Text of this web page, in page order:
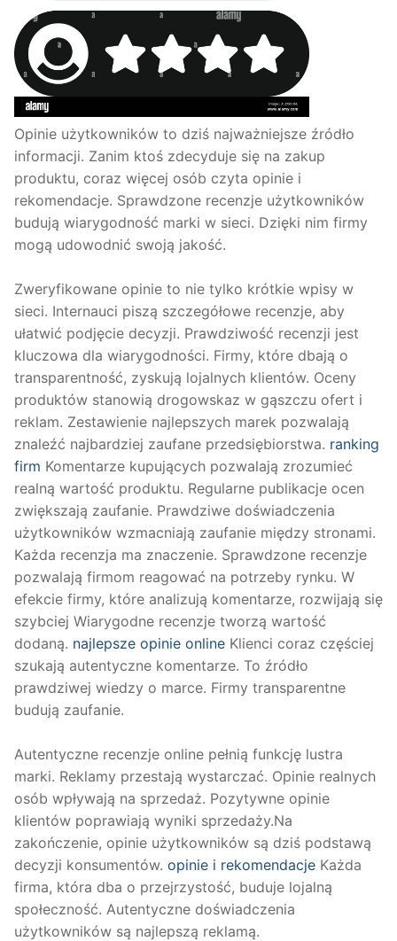
Opinie użytkowników to dziś najważniejsze źródło
informacji. Zanim ktoś zdecyduje się na zakup
produktu, coraz więcej osób czyta opinie i
rekomendacje. Sprawdzone recenzje użytkowników
budują wiarygodność marki w sieci. Dzięki nim firmy
mogą udowodnić swoją jakość.
Zweryfikowane opinie to nie tylko krótkie wpisy w
sieci. Internauci piszą szczegółowe recenzje, aby
ułatwić podjęcie decyzji. Prawdziwość recenzji jest
kluczowa dla wiarygodności. Firmy, które dbają o
transparentność, zyskują lojalnych klientów. Oceny
produktów stanowią drogowskaz w gąszczu ofert i
reklam. Zestawienie najlepszych marek pozwalają
znaleźć najbardziej zaufane przedsiębiorstwa. ranking
firm Komentarze kupujących pozwalają zrozumieć
realną wartość produktu. Regularne publikacje ocen
zwiększają zaufanie. Prawdziwe doświadczenia
użytkowników wzmacniają zaufanie między stronami.
Każda recenzja ma znaczenie. Sprawdzone recenzje
pozwalają firmom reagować na potrzeby rynku. W
efekcie firmy, które analizują komentarze, rozwijają się
szybciej Wiarygodne recenzje tworzą wartość
dodaną. najlepsze opinie online Klienci coraz częściej
szukają autentyczne komentarze. To źródło
prawdziwej wiedzy o marce. Firmy transparentne
budują zaufanie.
Autentyczne recenzje online pełnią funkcję lustra
marki. Reklamy przestają wystarczać. Opinie realnych
osób wpływają na sprzedaż. Pozytywne opinie
klientów poprawiają wyniki sprzedaży.Na
zakończenie, opinie użytkowników są dziś podstawą
decyzji konsumentów. opinie i rekomendacje Każda
firma, która dba o przejrzystość, buduje lojalną
społeczność. Autentyczne doświadczenia
użytkowników są najlepszą reklamą.